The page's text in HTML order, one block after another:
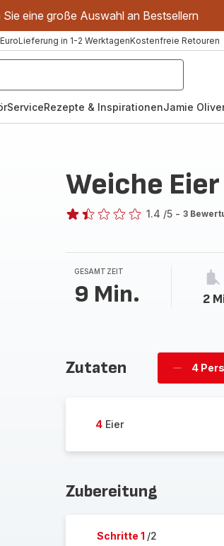
eine große Auswahl an Bestsellern
Lieferung in 1-2 WerktagenKostenfreie Retouren
ServiceRezepte & InspirationenJamie
Weiche Eier
1.4 /5 - 3
GESAMTZEIT
9 Min. 2
Zutaten
Personen
4
4Eier
Zubereitung
Schritte 1 /2